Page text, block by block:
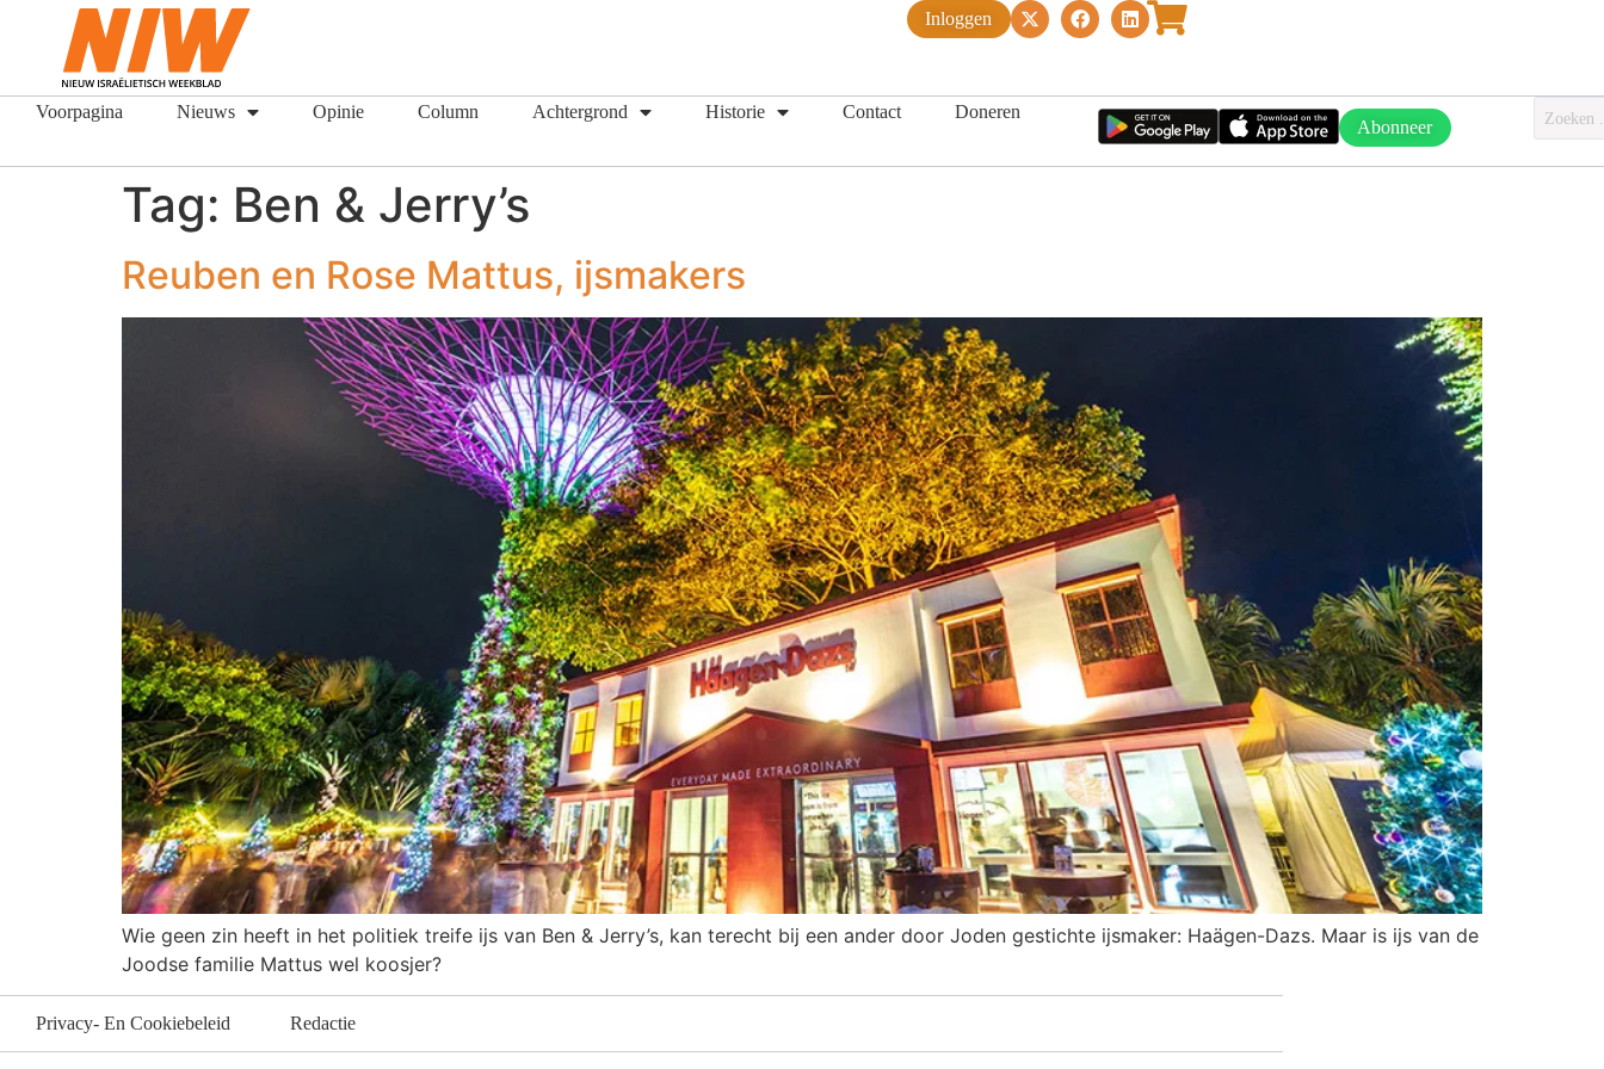
Inloggen
Voorpagina Nieuws Opinie Column Achtergrond Historie Contact Doneren
Abonneer
Tag: Ben & Jerry’s
Reuben en Rose Mattus, ijsmakers
Wie geen zin heeft in het politiek treife ijs van Ben & Jerry’s, kan terecht bij een ander door Joden gestichte ijsmaker: Haägen-Dazs. Maar is ijs van de
Joodse familie Mattus wel koosjer?
Privacy- En Cookiebeleid Redactie